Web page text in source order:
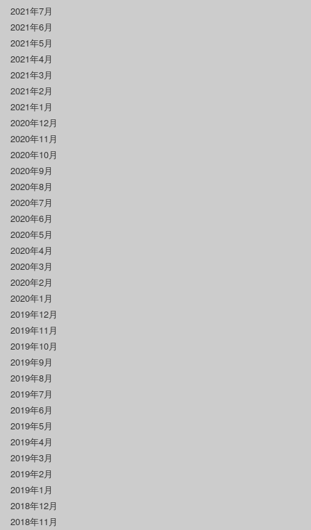
2021年7月
2021年6月
2021年5月
2021年4月
2021年3月
2021年2月
2021年1月
2020年12月
2020年11月
2020年10月
2020年9月
2020年8月
2020年7月
2020年6月
2020年5月
2020年4月
2020年3月
2020年2月
2020年1月
2019年12月
2019年11月
2019年10月
2019年9月
2019年8月
2019年7月
2019年6月
2019年5月
2019年4月
2019年3月
2019年2月
2019年1月
2018年12月
2018年11月